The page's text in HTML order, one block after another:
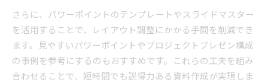
さらに、パワーポイントのテンプレートやスライドマスター
を活用することで、レイアウト調整にかかる手間を削減でき
ます。見やすいパワーポイントやプロジェクトプレゼン構成
の事例を参考にするのもおすすめです。これらの工夫を組み
合わせることで、短時間でも説得力ある資料作成が実現しま